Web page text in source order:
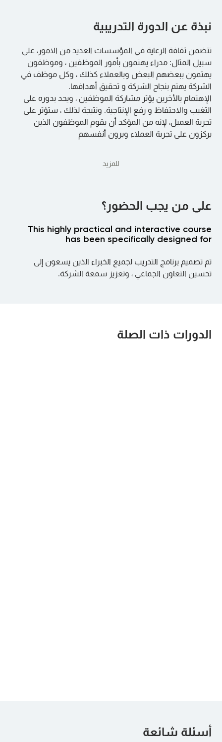
نبذة عن الدورة التدريبية
تتضمن ثقافة الرعاية في المؤسسات العديد من الامور، على
سبيل المثال: مدراء يهتمون بأمور الموظفين ، وموظفون
يهتمون ببعضهم البعض وبالعملاء كذلك ، وكل موظف في
الشركة يهتم بنجاح الشركة و تحقيق أهدافها.
الإهتمام بالأخرين يؤثر مشاركة الموظفين ، ويحد بدوره على
التغيب والاحتفاظ و رفع الإنتاجية. ونتيجة لذلك ، ستؤثر على
تجربة العميل، لإنه من المؤكد أن يقوم الموظفون الذين
يركزون على تجربة العملاء ويرون أنفسهم
للمزيد
على من يجب الحضور؟
This highly practical and interactive course
has been specifically designed for
تم تصميم برنامج التدريب لجميع الخبراء الذين يسعون إلى
تحسين التعاون الجماعي ، وتعزيز سمعة الشركة.
الدورات ذات الصلة
أسئلة شائعة